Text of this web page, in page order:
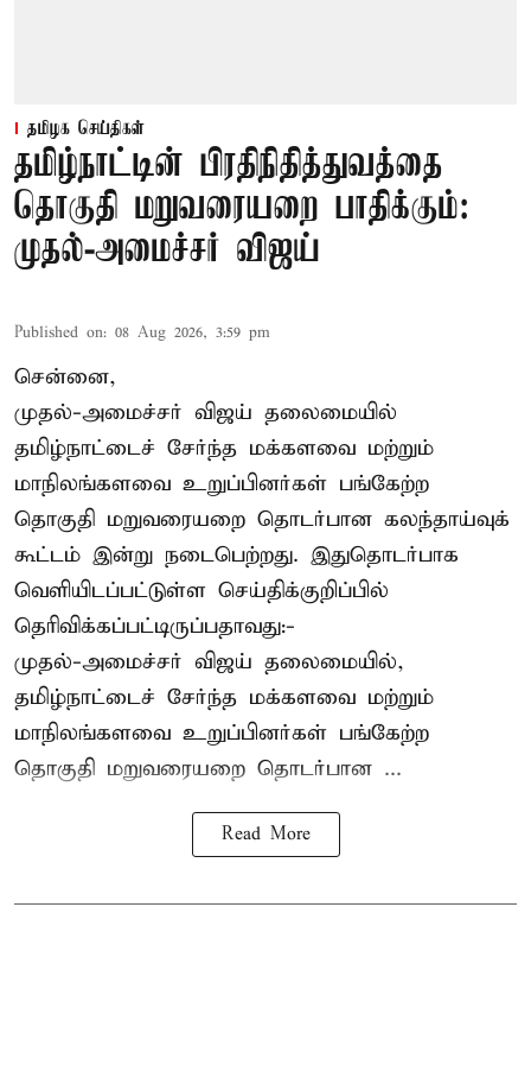
தமிழக செய்திகள்
தமிழ்நாட்டின் பிரதிநிதித்துவத்தை
தொகுதி மறுவரையறை பாதிக்கும்:
முதல்-அமைச்சர் விஜய்
Published on: 08 Aug 2026, 3:59 pm
சென்னை,
முதல்-அமைச்சர் விஜய் தலைமையில்
தமிழ்நாட்டைச் சேர்ந்த மக்களவை மற்றும்
மாநிலங்களவை உறுப்பினர்கள் பங்கேற்ற
தொகுதி மறுவரையறை தொடர்பான கலந்தாய்வுக்
கூட்டம் இன்று நடைபெற்றது. இதுதொடர்பாக
வெளியிடப்பட்டுள்ள செய்திக்குறிப்பில்
தெரிவிக்கப்பட்டிருப்பதாவது:-
முதல்-அமைச்சர் விஜய் தலைமையில்,
தமிழ்நாட்டைச் சேர்ந்த மக்களவை மற்றும்
மாநிலங்களவை உறுப்பினர்கள் பங்கேற்ற
தொகுதி மறுவரையறை தொடர்பான ...
Read More